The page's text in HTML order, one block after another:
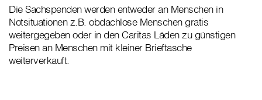
Die Sachspenden werden entweder an Menschen in
Notsituationen z.B. obdachlose Menschen gratis
weitergegeben oder in den Caritas Läden zu günstigen
Preisen an Menschen mit kleiner Brieftasche
weiterverkauft.